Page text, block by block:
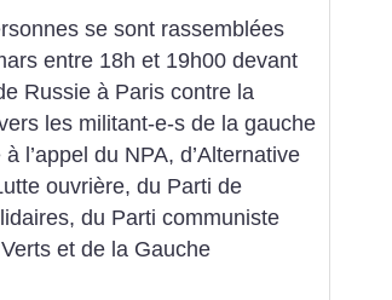
se sont rassemblées
entre 18h et 19h00 devant
Russie à Paris contre la
les militant-e-s de la gauche
l’appel du NPA, d’Alternative
ouvrière, du Parti de
du Parti communiste
et de la Gauche